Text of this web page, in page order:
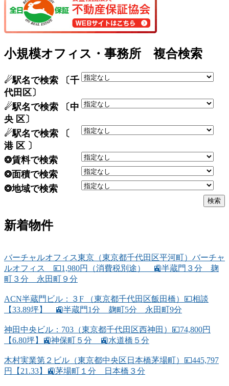
小規模オフィス・事務所 複合検索
☄駅名で検索 〔千
代田区〕
☄駅名で検索 〔中
央 区〕
☄駅名で検索 〔
港 区 〕
❂賃料で検索
❂面積で検索
❂地域で検索
新着物件
バーチャルオフィス東京（東京都千代田区平河町）バーチャ
ルオフィス 💴1,980円（消費税別途） 🚉半蔵門３分 麹
町３分 永田町９分
ACN半蔵門ビル：３F （東京都千代田区飯田橋）💴相談
【33.89坪】 🚉半蔵門1分 麹町5分 永田町9分
神田中央ビル：703（東京都千代田区西神田）💴74,800円
【6.80坪】🚉神保町５分 🚉水道橋５分
木村実業第２ビル（東京都中央区日本橋茅場町）💴445,797
円【21.33】🚉茅場町１分 日本橋３分